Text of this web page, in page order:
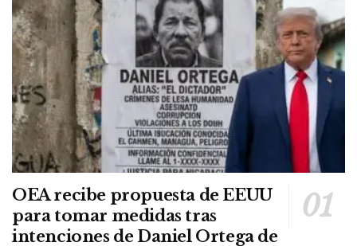
OEA recibe propuesta de EEUU
para tomar medidas tras
intenciones de Daniel Ortega de